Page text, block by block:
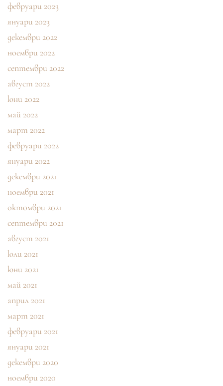
февруари 2023
януари 2023
декември 2022
ноември 2022
септември 2022
август 2022
юни 2022
май 2022
март 2022
февруари 2022
януари 2022
декември 2021
ноември 2021
октомври 2021
септември 2021
август 2021
юли 2021
юни 2021
май 2021
април 2021
март 2021
февруари 2021
януари 2021
декември 2020
ноември 2020